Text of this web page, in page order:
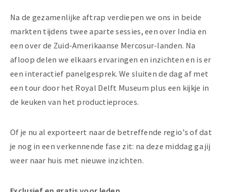
Na de gezamenlijke aftrap verdiepen we ons in beide
markten tijdens twee aparte sessies, een over India en
een over de Zuid-Amerikaanse Mercosur-landen. Na
afloop delen we elkaars ervaringen en inzichten en is er
een interactief panelgesprek. We sluiten de dag af met
een tour door het Royal Delft Museum plus een kijkje in
de keuken van het productieproces.
Of je nu al exporteert naar de betreffende regio’s of dat
je nog in een verkennende fase zit: na deze middag ga jij
weer naar huis met nieuwe inzichten.